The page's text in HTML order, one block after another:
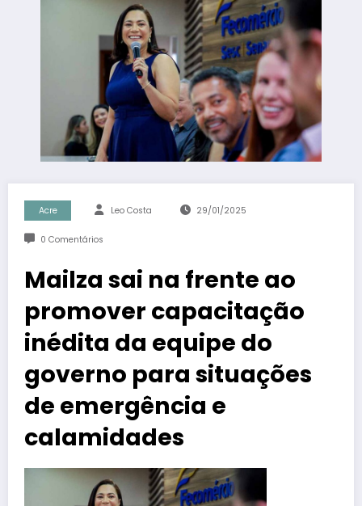
Acre Leo Costa 29/01/2025
0 Comentários
Mailza sai na frente ao
promover capacitação
inédita da equipe do
governo para situações
de emergência e
calamidades